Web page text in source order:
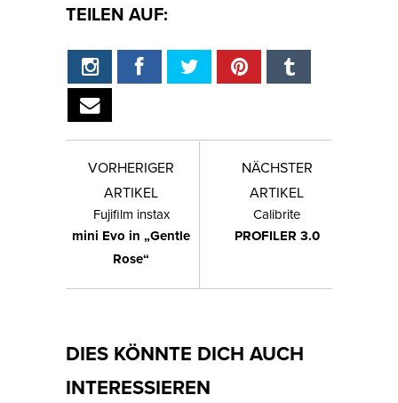
TEILEN AUF:
VORHERIGER
ARTIKEL
Fujifilm instax
mini Evo in „Gentle
Rose“
NÄCHSTER
ARTIKEL
Calibrite
PROFILER 3.0
DIES KÖNNTE DICH AUCH
INTERESSIEREN